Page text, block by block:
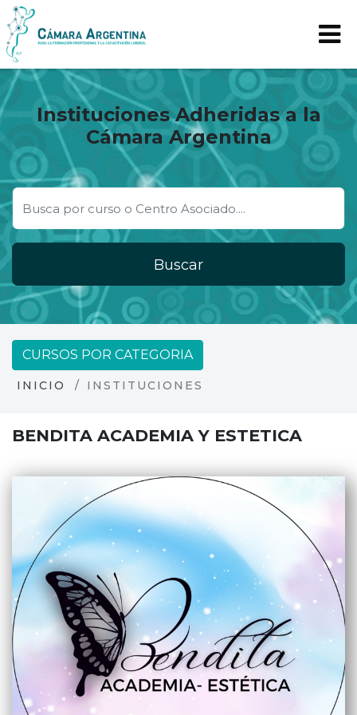
Instituciones Adheridas a la
Cámara Argentina
Buscar
CURSOS POR CATEGORIA
INICIO INSTITUCIONES
BENDITA ACADEMIA Y ESTETICA